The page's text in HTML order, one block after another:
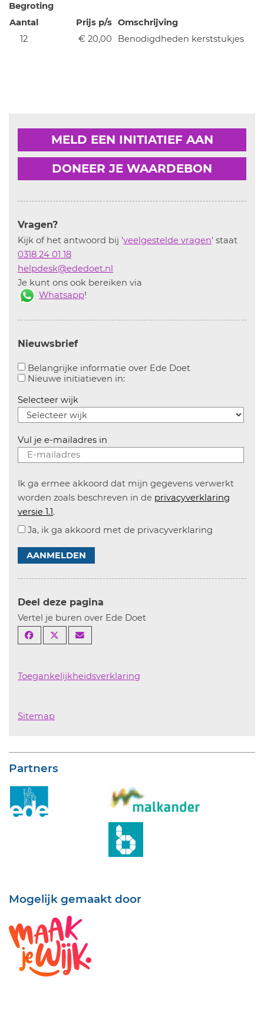
Begroting
Aantal
Prijs p/s Omschrijving
12
€ 20,00 Benodigdheden kerststukjes
MELD EEN INITIATIEF AAN
DONEER JE WAARDEBON
Vragen?
Kijk of het antwoord bij 'veelgestelde vragen' staat
0318 24 01 18
helpdesk@ededoet.nl
Je kunt ons ook bereiken via
Whatsapp!
Nieuwsbrief
Belangrijke informatie over Ede Doet
Nieuwe initiatieven in:Aanvinken om informatie over
Selecteer wijk
Vul je e-mailadres in
Ik ga ermee akkoord dat mijn gegevens verwerkt
worden zoals beschreven in de privacyverklaring
versie 1.1.
Ja, ik ga akkoord met de privacyverklaring
AANMELDEN
Deel deze pagina
Vertel je buren over Ede Doet
Toegankelijkheidsverklaring
Sitemap
Partners
Mogelijk gemaakt door